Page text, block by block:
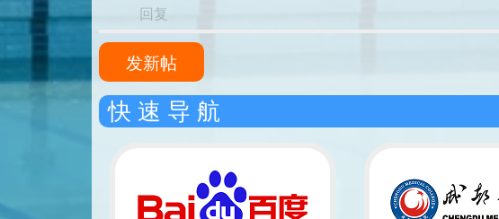
回复
发新帖
快 速 导 航